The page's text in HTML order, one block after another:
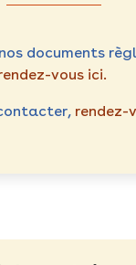
documents
vous ici.
rendez-